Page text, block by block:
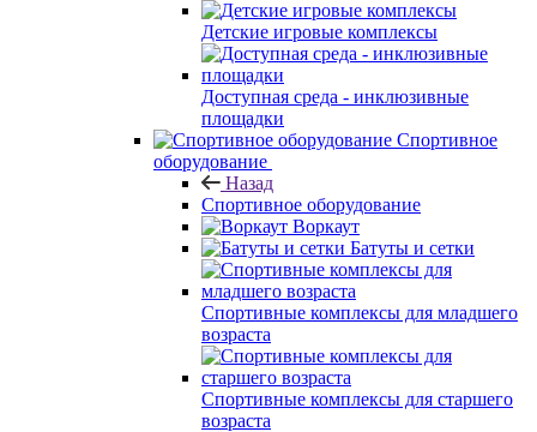
Детские игровые комплексы
Доступная среда - инклюзивные
площадки
Спортивное
оборудование
Назад
Спортивное оборудование
Воркаут
Батуты и сетки
Спортивные комплексы для младшего
возраста
Спортивные комплексы для старшего
возраста